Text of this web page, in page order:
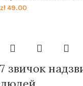
zł49.00
7 звичок